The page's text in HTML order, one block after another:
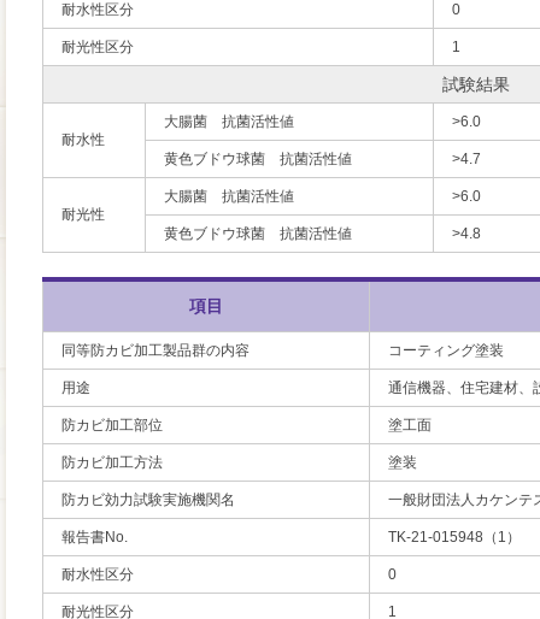
耐水性区分 0
耐光性区分 1
試験結果
耐水性
大腸菌 抗菌活性値 >6.0
黄色ブドウ球菌 抗菌活性値 >4.7
耐光性
大腸菌 抗菌活性値 >6.0
黄色ブドウ球菌 抗菌活性値 >4.8
項目
同等防カビ加工製品群の内容 コーティング塗装
用途 通信機器、住宅建材、
防カビ加工部位 塗工面
防カビ加工方法 塗装
防カビ効力試験実施機関名 一般財団法人カケンテ
報告書No. TK-21-015948（1）
耐水性区分 0
耐光性区分 1